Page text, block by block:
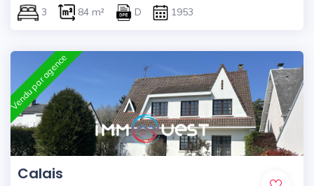
3 84 m² D 1953
Vendu par agence
Calais